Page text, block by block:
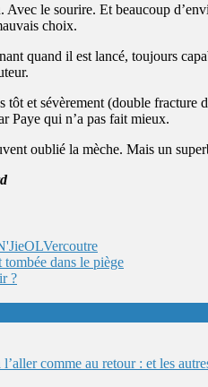
le sourire. Et beaucoup
choix.
quand il est lancé, toujours
tôt et sévèrement (double fracture
Paye qui n’a pas fait mieux.
oublié la mèche. Mais un
OLVercoutre
dans le piège
?
comme au retour : et les